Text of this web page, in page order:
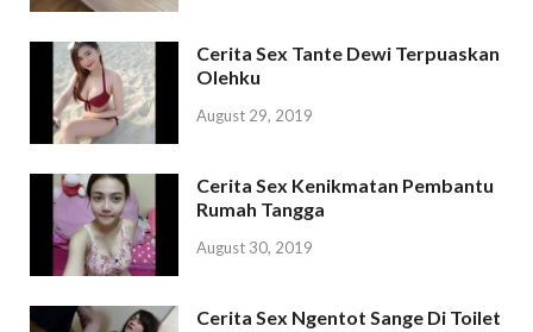
Cerita Sex Tante Dewi Terpuaskan
Olehku
August 29, 2019
Cerita Sex Kenikmatan Pembantu
Rumah Tangga
August 30, 2019
Cerita Sex Ngentot Sange Di Toilet